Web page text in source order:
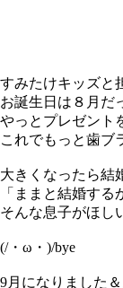
すみたけキッズと
お誕生日は８月だ
やっとプレゼント
これでもっと歯ブ
大きくなったら結
「ままと結婚す
そんな息子がほし
(/・ω・)/bye
9月になりました